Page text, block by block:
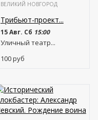
ВЕЛИКИЙ НОВГОРОД
Трибьют-проект...
15 Авг. Сб 15:00
Уличный театр...
100руб